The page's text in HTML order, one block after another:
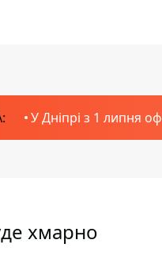
У Дніпрі з 1 липня
хмарно